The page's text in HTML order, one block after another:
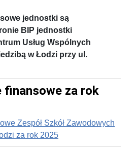
jednostki są
BIP jednostki
Usług Wspólnych
w Łodzi przy ul.
finansowe za rok
Zespół Szkół Zawodowych
za rok 2025